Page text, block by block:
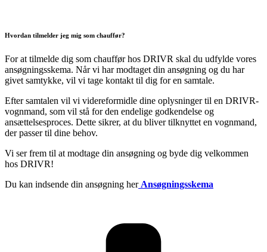
Hvordan tilmelder jeg mig som chauffør?
For at tilmelde dig som chauffør hos DRIVR skal du udfylde vores
ansøgningsskema. Når vi har modtaget din ansøgning og du har
givet samtykke, vil vi tage kontakt til dig for en samtale.
Efter samtalen vil vi videreformidle dine oplysninger til en DRIVR-
vognmand, som vil stå for den endelige godkendelse og
ansættelsesproces. Dette sikrer, at du bliver tilknyttet en vognmand,
der passer til dine behov.
Vi ser frem til at modtage din ansøgning og byde dig velkommen
hos DRIVR!
Du kan indsende din ansøgning herAnsøgningsskema